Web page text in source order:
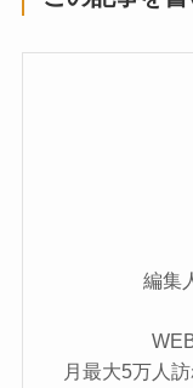
編集
月最大5万人